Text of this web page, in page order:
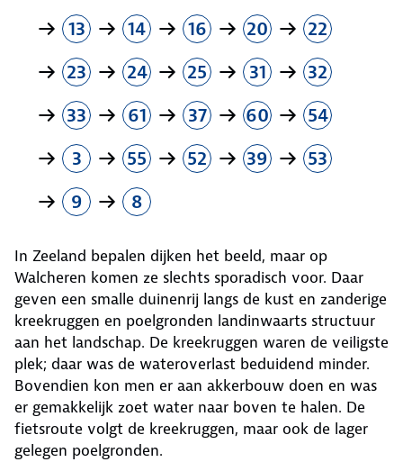
13
14 16 20
22
23
24 25 31
32
33
61 37 60
54
3
55 52 39
53
9
8
In Zeeland bepalen dijken het beeld, maar op
Walcheren komen ze slechts sporadisch voor. Daar
geven een smalle duinenrij langs de kust en zanderige
kreekruggen en poel­gronden landinwaarts structuur
aan het landschap. De kreekruggen waren de veiligste
plek; daar was de wateroverlast beduidend minder.
Bovendien kon men er aan akkerbouw doen en was
er gemakkelijk zoet water naar boven te halen. De
fietsroute volgt de kreekruggen, maar ook de lager
gelegen poelgronden.